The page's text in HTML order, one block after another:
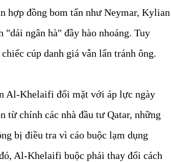
hợp đồng bom tấn như Neymar, Kylian
ngân hà" đầy hào nhoáng. Tuy
cúp danh giá vẫn lẩn tránh ông.
Al-Khelaifi đối mặt với áp lực ngày
từ chính các nhà đầu tư Qatar, những
bị điều tra vì cáo buộc lạm dụng
Al-Khelaifi buộc phải thay đổi cách